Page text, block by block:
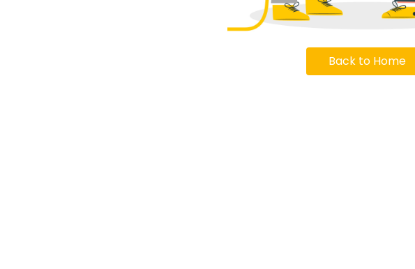
Back to Home